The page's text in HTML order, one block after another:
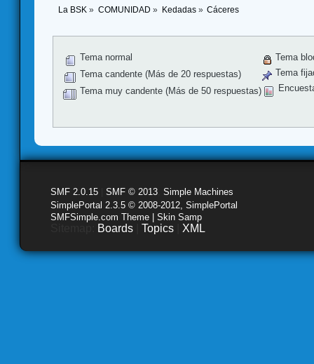
La BSK » COMUNIDAD » Kedadas» Cáceres
Tema normal
Tema candente (Más de 20 respuestas)
Tema muy candente (Más de 50 respuestas)
Tema
Tema
SMF 2.0.15 SMF © 2013 Simple Machines
SimplePortal 2.3.5 © 2008-2012, SimplePortal
SMFSimple.com Theme | Skin Samp
Boards Topics XML